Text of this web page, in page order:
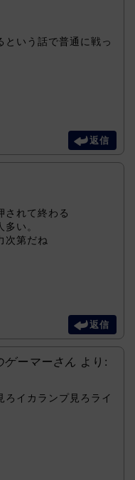
という話で普通に戦っ
返信
されて終わる
い。
次第だね
返信
ーマーさん より:
イカランプ見ろライ